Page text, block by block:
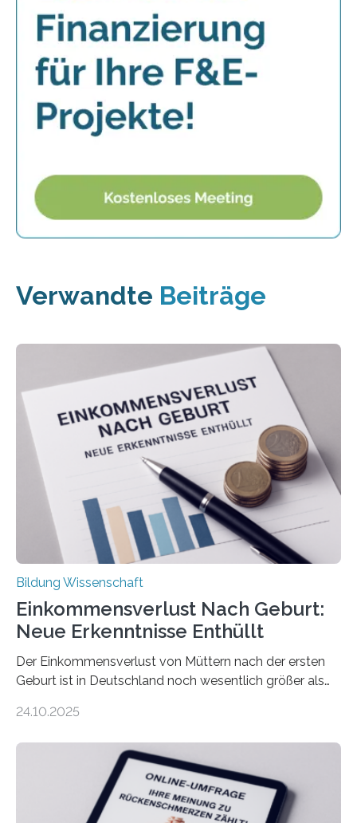
Verwandte Beiträge
Bildung Wissenschaft
Einkommensverlust Nach Geburt:
Neue Erkenntnisse Enthüllt
Der Einkommensverlust von Müttern nach der ersten
Geburt ist in Deutschland noch wesentlich größer als
nach der Geburt durchschnittlich fast 30.000 Euro
langfristigen Auswirkungen auf Karriere und die spätere
Rente. Bisherige Schätzungen lagen bei rund 20.000
Euro und damit etwa 30 Prozent zu niedrig. Zu diesem
Ergebnis kommt eine neue Studie des ZEW Mannheim
24.10.2025